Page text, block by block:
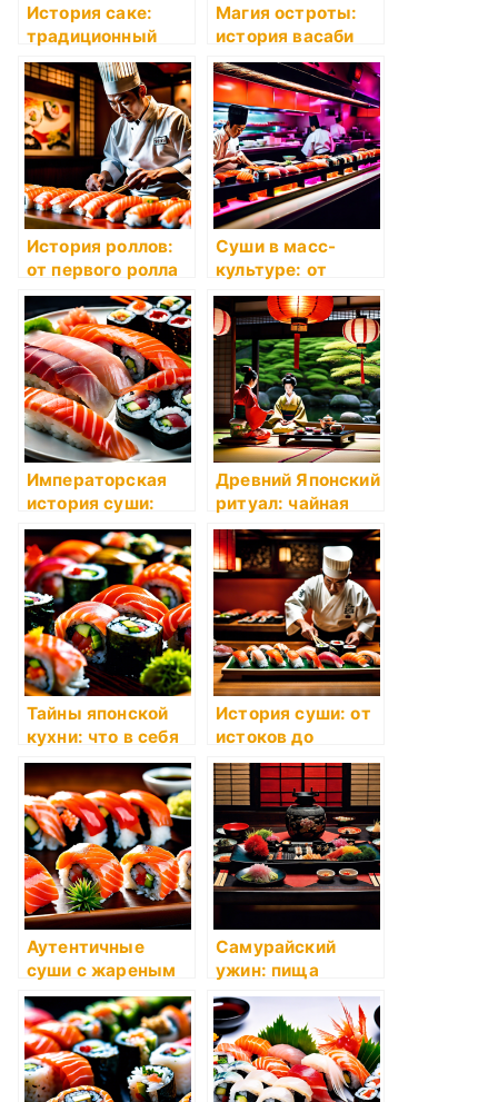
История саке:
традиционный
японский напиток
Магия остроты:
история васаби
История роллов:
от первого ролла
до мировой
популярности
Суши в масс-
культуре: от
фильмов до поп-
музыки
Императорская
история суши:
роскошь на
тарелке
Древний Японский
ритуал: чайная
церемония
Тайны японской
кухни: что в себя
заключают суши?
История суши: от
истоков до
современности
Аутентичные
суши с жареным
лососем и спайси
соусом
Самурайский
ужин: пища
сильных духом